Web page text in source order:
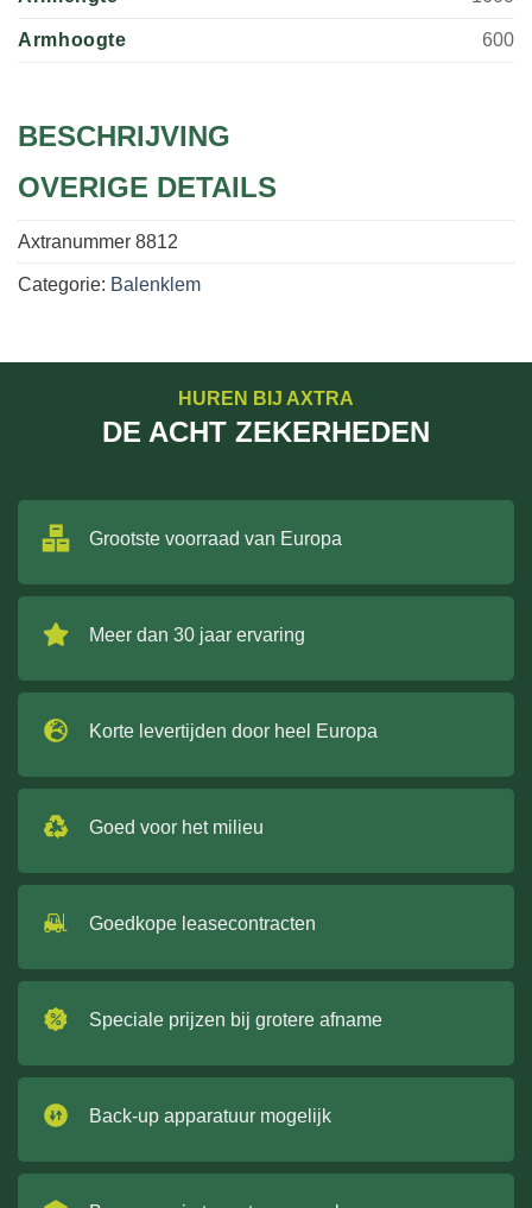
Armhoogte 600
BESCHRIJVING
OVERIGE DETAILS
Axtranummer 8812
Categorie: Balenklem
HUREN BIJ AXTRA
DE ACHT ZEKERHEDEN
Grootste voorraad van Europa
Meer dan 30 jaar ervaring
Korte levertijden door heel Europa
Goed voor het milieu
Goedkope leasecontracten
Speciale prijzen bij grotere afname
Back-up apparatuur mogelijk